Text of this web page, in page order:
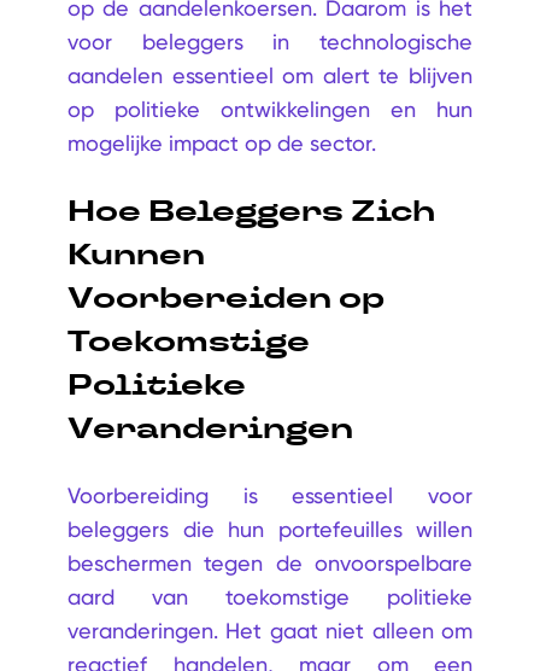
op de aandelenkoersen. Daarom is het
voor beleggers in technologische
aandelen essentieel om alert te blijven
op politieke ontwikkelingen en hun
mogelijke impact op de sector.
Hoe Beleggers Zich
Kunnen
Voorbereiden op
Toekomstige
Politieke
Veranderingen
Voorbereiding is essentieel voor
beleggers die hun portefeuilles willen
beschermen tegen de onvoorspelbare
aard van toekomstige politieke
veranderingen. Het gaat niet alleen om
reactief handelen, maar om een